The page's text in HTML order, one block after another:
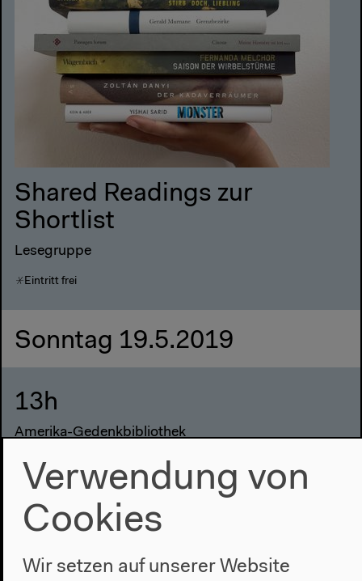
Shared Readings zur
Shortlist
Lesegruppe
Eintritt frei
Sonntag 19.5.2019
13h
Amerika-Gedenkbibliothek
Verwendung von
Cookies
Wir setzen auf unserer Website